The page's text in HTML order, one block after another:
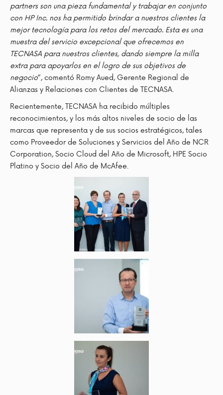
partners son una pieza fundamental y trabajar en conjunto
con HP Inc. nos ha permitido brindar a nuestros clientes la
mejor tecnología para los retos del mercado. Esta es una
muestra del servicio excepcional que ofrecemos en
TECNASA para nuestros clientes, dando siempre la milla
extra para apoyarlos en el logro de sus objetivos de
negocio”, comentó Romy Aued, Gerente Regional de
Alianzas y Relaciones con Clientes de TECNASA.
Recientemente, TECNASA ha recibido múltiples
reconocimientos, y los más altos niveles de socio de las
marcas que representa y de sus socios estratégicos, tales
como Proveedor de Soluciones y Servicios del Año de NCR
Corporation, Socio Cloud del Año de Microsoft, HPE Socio
Platino y Socio del Año de McAfee.